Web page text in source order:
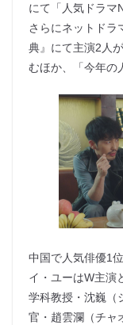
にて「人気ドラマ
さらにネットドラ
典』にて主演2人
むほか、「今年の
中国で人気俳優1
イ・ユーはW主演
学科教授・沈巍（
官・趙雲瀾（チャ